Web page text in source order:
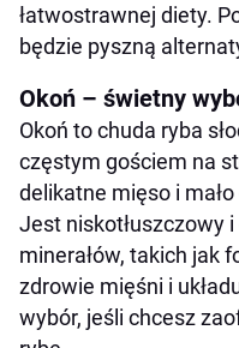
łatwostrawnej diety.
będzie pyszną
Okoń – świetny
Okoń to chuda ryba
częstym gościem na
delikatne mięso i
Jest niskotłuszczowy
minerałów, takich jak
zdrowie mięśni i
wybór, jeśli chcesz